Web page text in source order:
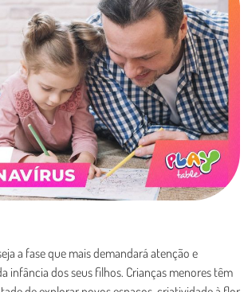
a fase que mais demandará atenção e
infância dos seus filhos. Crianças menores têm